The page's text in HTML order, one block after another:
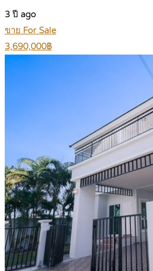
3 ปี ago
ขาย For Sale
3,690,000฿